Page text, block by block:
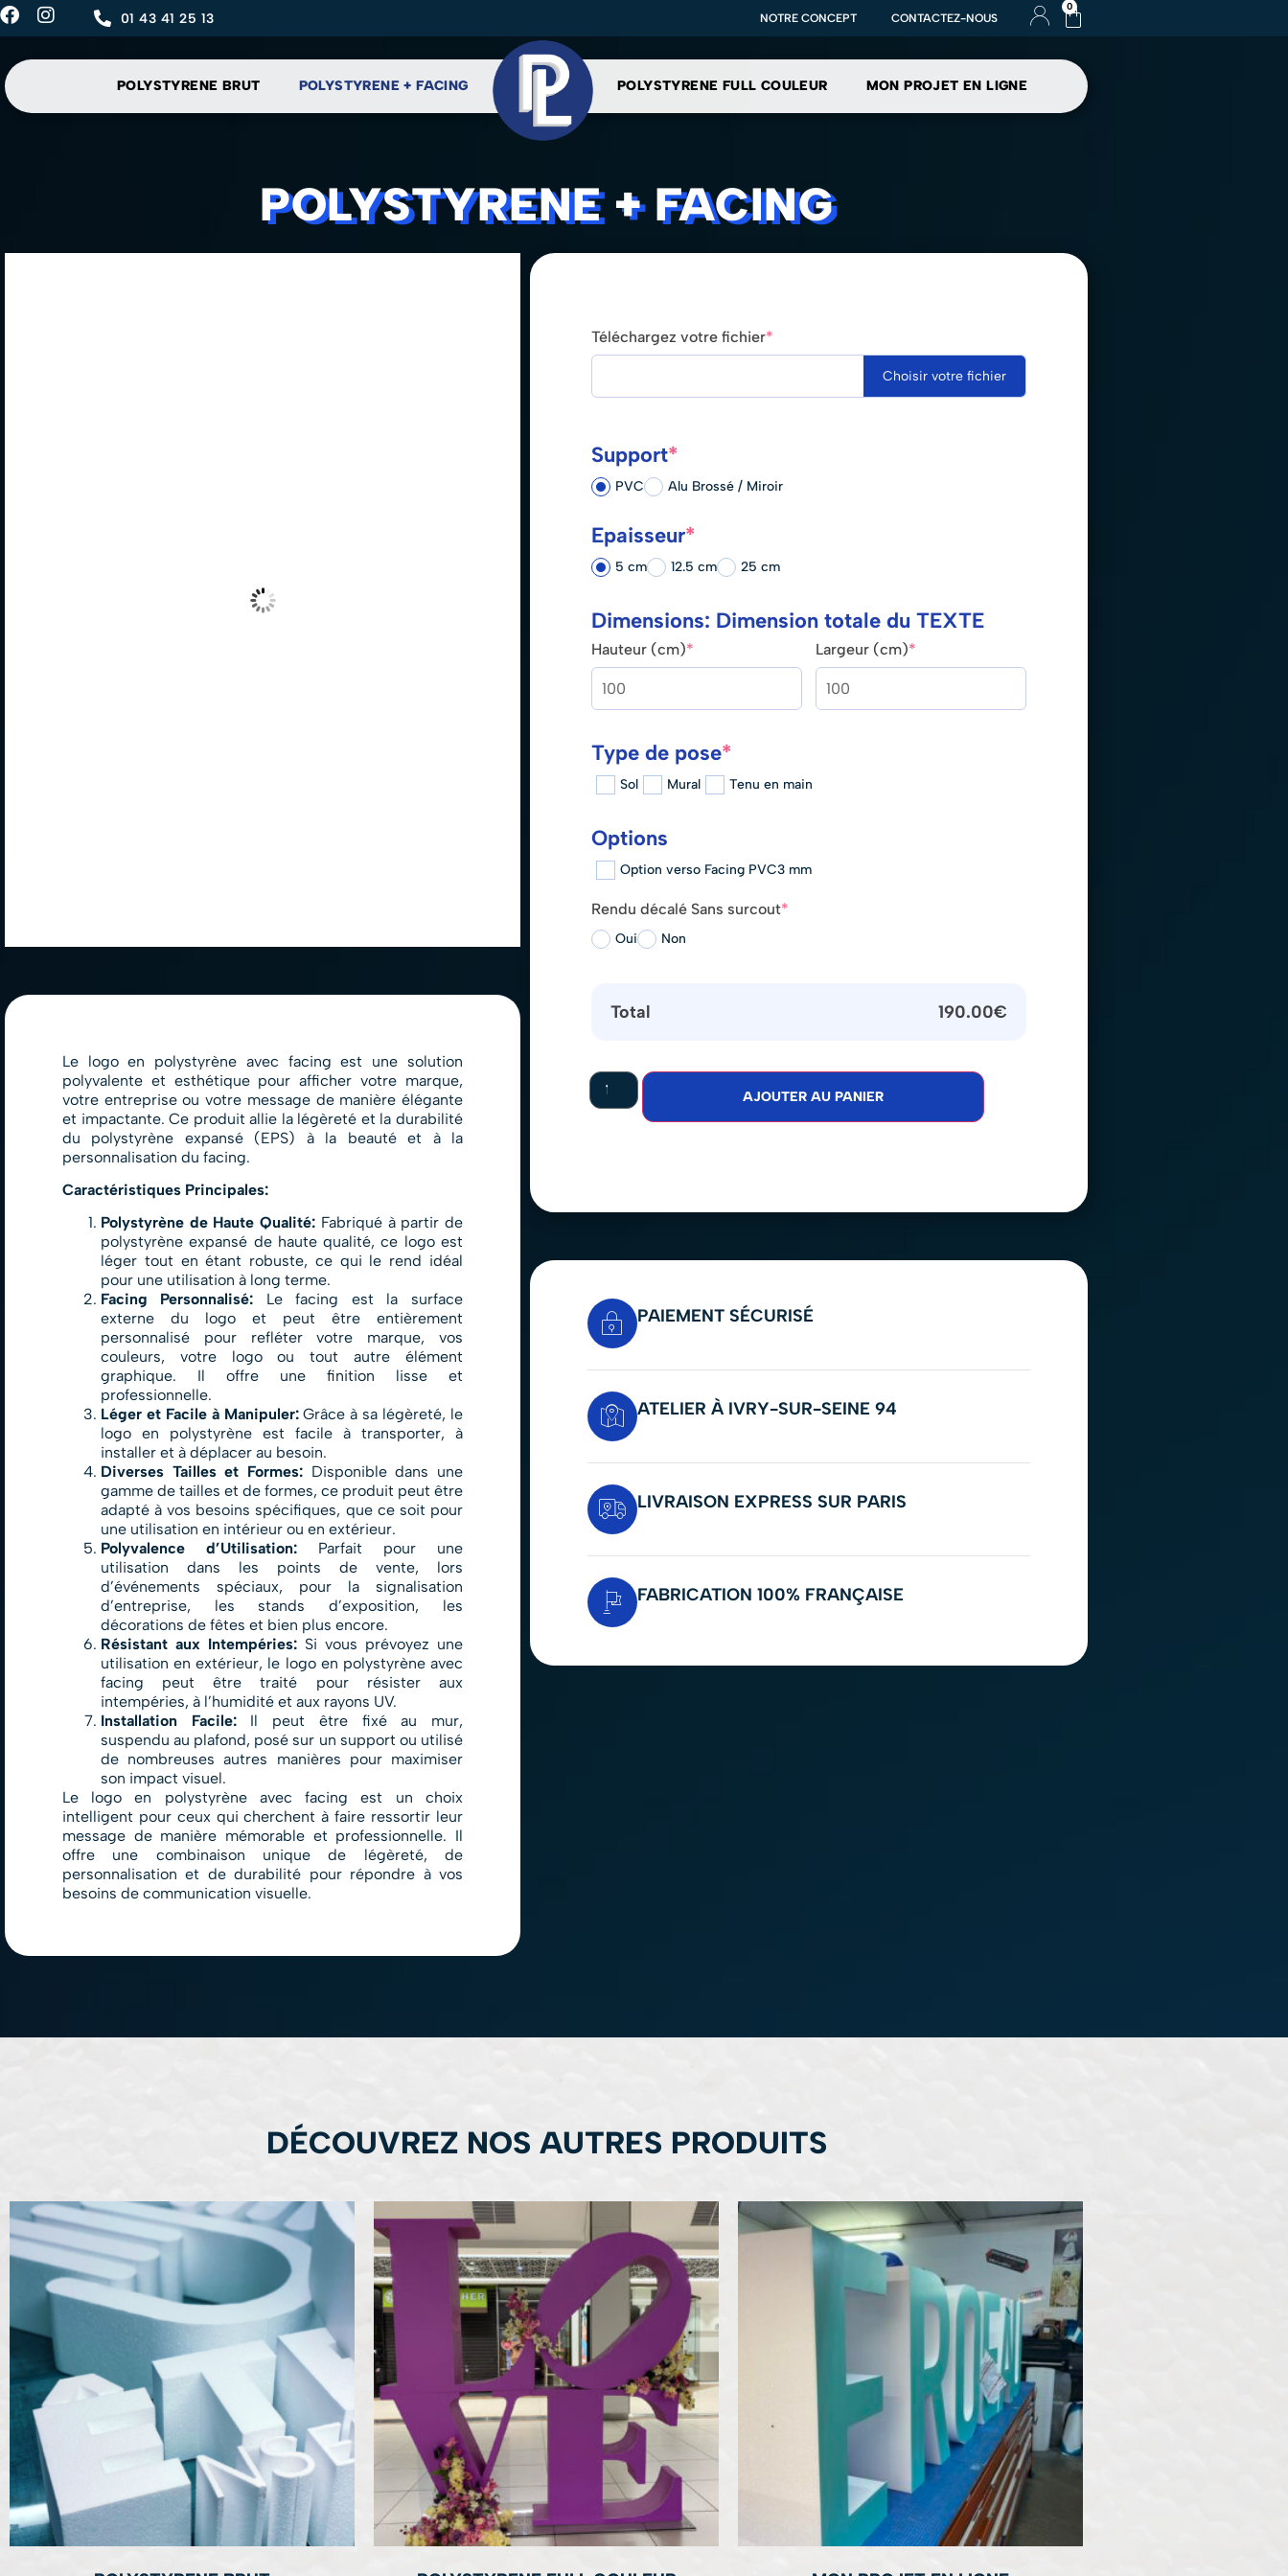
01 43 41 25 13 NOTRE CONCEPT CONTACTEZ-NOUS
0
POLYSTYRENE BRUT POLYSTYRENE + FACING POLYSTYRENE FULL COULEUR MON PROJET EN LIGNE
POLYSTYRENE + FACING
Le logo en polystyrène avec facing est une solution
polyvalente et esthétique pour afficher votre marque,
votre entreprise ou votre message de manière élégante
et impactante. Ce produit allie la légèreté et la durabilité
du polystyrène expansé (EPS) à la beauté et à la
personnalisation du facing.
Caractéristiques Principales:
Polystyrène de Haute Qualité: Fabriqué à partir de
polystyrène expansé de haute qualité, ce logo est
léger tout en étant robuste, ce qui le rend idéal
pour une utilisation à long terme.
Facing Personnalisé: Le facing est la surface
externe du logo et peut être entièrement
personnalisé pour refléter votre marque, vos
couleurs, votre logo ou tout autre élément
graphique. Il offre une finition lisse et
professionnelle.
Léger et Facile à Manipuler:Grâce à sa légèreté, le
logo en polystyrène est facile à transporter, à
installer et à déplacer au besoin.
Diverses Tailles et Formes: Disponible dans une
gamme de tailles et de formes, ce produit peut être
adapté à vos besoins spécifiques, que ce soit pour
une utilisation en intérieur ou en extérieur.
Polyvalence d’Utilisation: Parfait pour une
utilisation dans les points de vente, lors
d’événements spéciaux, pour la signalisation
d’entreprise, les stands d’exposition, les
décorations de fêtes et bien plus encore.
Résistant aux Intempéries: Si vous prévoyez une
utilisation en extérieur, le logo en polystyrène avec
facing peut être traité pour résister aux
intempéries, à l’humidité et aux rayons UV.
Installation Facile:Il peut être fixé au mur,
suspendu au plafond, posé sur un support ou utilisé
de nombreuses autres manières pour maximiser
son impact visuel.
Le logo en polystyrène avec facing est un choix
intelligent pour ceux qui cherchent à faire ressortir leur
message de manière mémorable et professionnelle. Il
offre une combinaison unique de légèreté, de
personnalisation et de durabilité pour répondre à vos
besoins de communication visuelle.
Téléchargez votre fichier*
Choisir votre fichier
Support*
PVC Alu Brossé / Miroir
Epaisseur*
5 cm 12.5 cm 25 cm
Dimensions: Dimension totale du TEXTE
Hauteur (cm)* Largeur (cm)*
Type de pose*
Sol Mural Tenu en main
Options
Option verso Facing PVC3 mm
Rendu décalé Sans surcout*
Oui Non
Total 190.00€
AJOUTER AU PANIER
PAIEMENT SÉCURISÉ
ATELIER À IVRY-SUR-SEINE 94
LIVRAISON EXPRESS SUR PARIS
FABRICATION 100% FRANÇAISE
DÉCOUVREZ NOS AUTRES PRODUITS